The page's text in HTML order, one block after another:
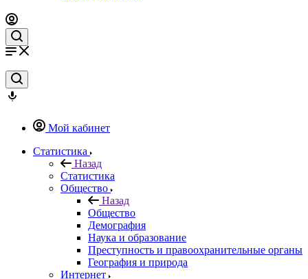
Мой кабинет
Статистика
Назад
Статистика
Общество
Назад
Общество
Демография
Наука и образование
Преступность и правоохранительные органы
География и природа
Интернет